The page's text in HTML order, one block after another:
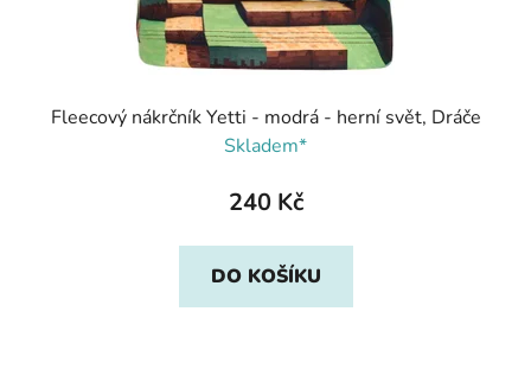
Fleecový nákrčník Yetti - modrá - herní svět, Dráče
Skladem*
240 Kč
DO KOŠÍKU